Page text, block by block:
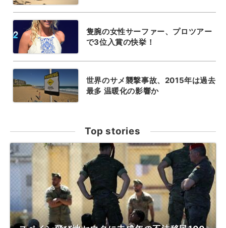
隻腕の女性サーファー、プロツアー
で3位入賞の快挙！
世界のサメ襲撃事故、2015年は過去
最多 温暖化の影響か
Top stories